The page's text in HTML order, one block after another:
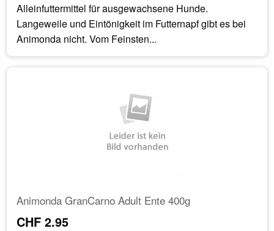
Alleinfuttermittel für ausgewachsene Hunde.
Langeweile und Eintönigkeit im Futternapf gibt es bei
Animonda nicht. Vom Feinsten...
Animonda GranCarno Adult Ente 400g
CHF 2.95